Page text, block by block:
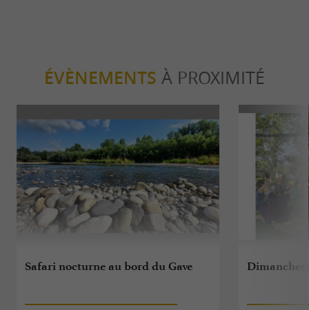
ÉVÈNEMENTS À PROXIMITÉ
Safari nocturne au bord du Gave